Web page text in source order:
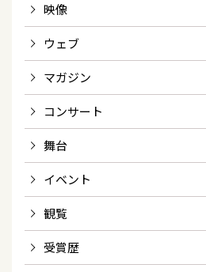
映像
ウェブ
マガジン
コンサート
舞台
イベント
観覧
受賞歴